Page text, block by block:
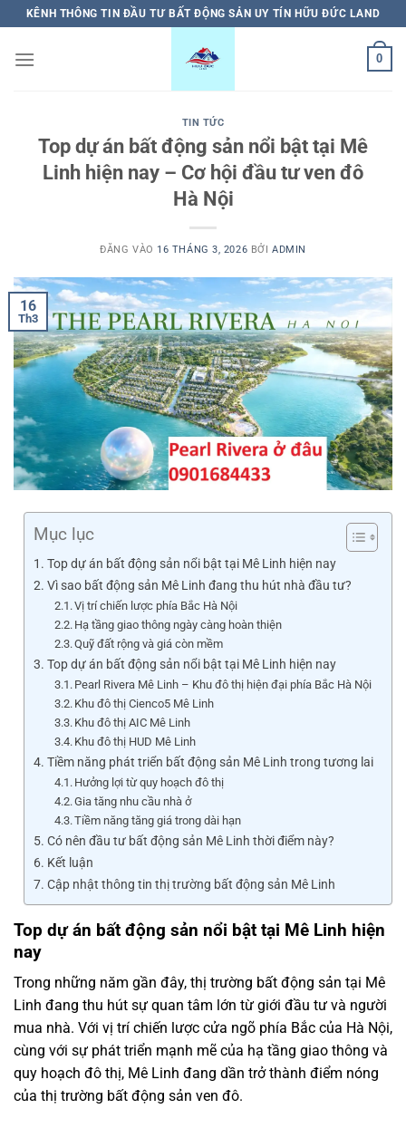
qua
nội
KÊNH THÔNG TIN ĐẦU TƯ BẤT ĐỘNG SẢN UY TÍN HỮU ĐỨC LAND
0
TIN TỨC
Top dự án bất động sản nổi bật tại Mê
Linh hiện nay – Cơ hội đầu tư ven đô
Hà Nội
ĐĂNG VÀO 16 THÁNG 3, 2026 BỞI ADMIN
16
Th3
Mục lục
Top dự án bất động sản nổi bật tại Mê Linh hiện nay
Vì sao bất động sản Mê Linh đang thu hút nhà đầu tư?
Vị trí chiến lược phía Bắc Hà Nội
Hạ tầng giao thông ngày càng hoàn thiện
Quỹ đất rộng và giá còn mềm
Top dự án bất động sản nổi bật tại Mê Linh hiện nay
Pearl Rivera Mê Linh – Khu đô thị hiện đại phía Bắc Hà Nội
Khu đô thị Cienco5 Mê Linh
Khu đô thị AIC Mê Linh
Khu đô thị HUD Mê Linh
Tiềm năng phát triển bất động sản Mê Linh trong tương lai
Hưởng lợi từ quy hoạch đô thị
Gia tăng nhu cầu nhà ở
Tiềm năng tăng giá trong dài hạn
Có nên đầu tư bất động sản Mê Linh thời điểm này?
Kết luận
Cập nhật thông tin thị trường bất động sản Mê Linh
Top dựán bất động sản nổi bật tại Mê Linh hiện
nay
Trong những năm gần đây, thị trường bất động sản tại Mê
Linh đang thu hút sự quan tâm lớn từ giới đầu tư và người
mua nhà. Với vị trí chiến lược cửa ngõ phía Bắc của Hà Nội,
cùng với sự phát triển mạnh mẽ của hạ tầng giao thông và
quy hoạch đô thị, Mê Linh đang dần trởthành điểm nóng
của thị trường bất động sản ven đô.